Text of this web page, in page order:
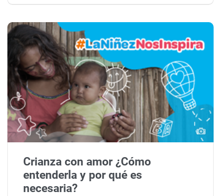
Crianza con amor ¿Cómo
entenderla y por qué es
necesaria?